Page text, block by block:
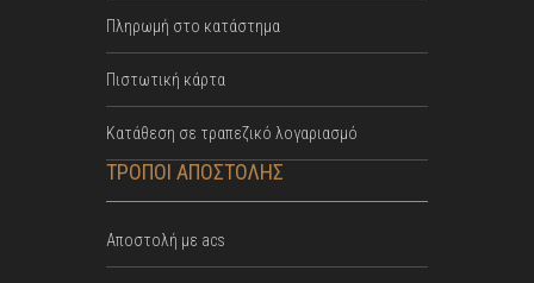
Πληρωμή στο κατάστημα
Πιστωτική κάρτα
Κατάθεση σε τραπεζικό λογαριασμό
ΤΡΟΠΟΙ ΑΠΟΣΤΟΛΗΣ
Αποστολή με acs